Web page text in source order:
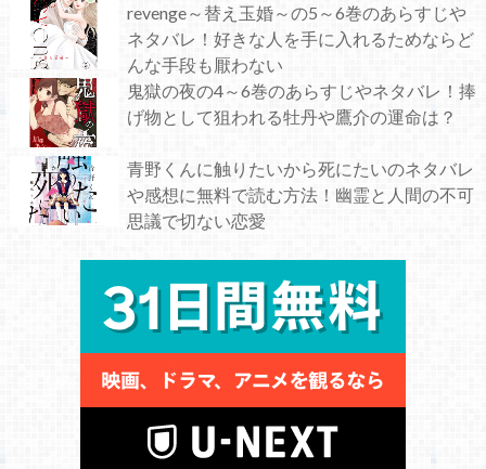
revenge～替え玉婚～の5～6巻のあらすじや
ネタバレ！好きな人を手に入れるためならど
んな手段も厭わない
鬼獄の夜の4～6巻のあらすじやネタバレ！捧
げ物として狙われる牡丹や鷹介の運命は？
青野くんに触りたいから死にたいのネタバレ
や感想に無料で読む方法！幽霊と人間の不可
思議で切ない恋愛